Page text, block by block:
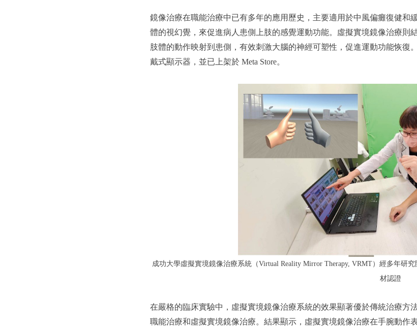
鏡像治療在職能治療中已有多年的應用歷史，主要適用於中風偏癱復健和
體的視幻覺，來促進病人患側上肢的感覺運動功能。虛擬實境鏡像治療則
肢體的動作映射到患側，有效刺激大腦的神經可塑性，促進運動功能恢復
戴式顯示器，並已上架於 Meta Store。
成功大學虛擬實境鏡像治療系統（Virtual Reality Mirror Therapy, VRMT）經多年研
材認證
在嚴格的臨床實驗中，虛擬實境鏡像治療系統的效果顯著優於傳統治療方
職能治療和虛擬實境鏡像治療。結果顯示，虛擬實境鏡像治療在手腕動作